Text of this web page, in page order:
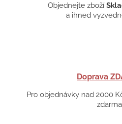
Objednejte zboží
a ihned
Doprava
Pro objednávky nad 2000